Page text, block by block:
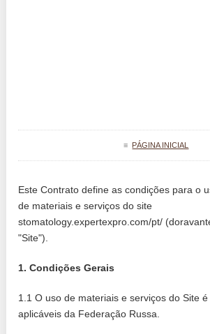
≡ PÁGINA INICIAL
Este Contrato define as condições para o
de materiais e serviços do site
stomatology.expertexpro.com/pt/
"Site").
1. Condições Gerais
1.1 O uso de materiais e serviços do Site
aplicáveis ​​da Federação Russa.